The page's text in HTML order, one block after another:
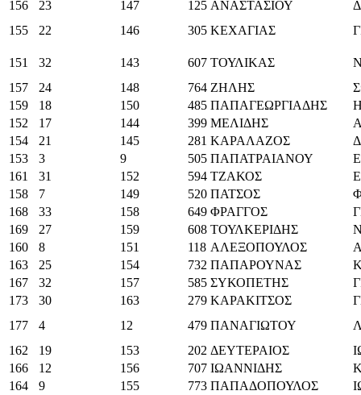
156
23 147 125 ΑΝΑΣΤΑΣΙΟΥ
155
22 146 305 ΚΕΧΑΓΙΑΣ
151 32 143 607 ΤΟΥΛΙΚΑΣ
157
24 148 764 ΖΗΛΗΣ
159
18 150 485 ΠΑΠΑΓΕΩΡΓΙΑΔΗΣ
152
17 144 399 ΜΕΛΙΔΗΣ
154
21 145 281 ΚΑΡΑΛΑΖΟΣ
153
3 9 505 ΠΑΠΑΤΡΑΙΑΝΟΥ
161
31 152 594 ΤΖΑΚΟΣ
158
7 149 520 ΠΑΤΣΟΣ
168
33 158 649 ΦΡΑΓΓΟΣ
169
27 159 608 ΤΟΥΛΚΕΡΙΔΗΣ
160
8 151 118 ΑΛΕΞΟΠΟΥΛΟΣ
163
25 154 732 ΠΑΠΑΡΟΥΝΑΣ
167
32 157 585 ΣΥΚΟΠΕΤΗΣ
173
30 163 279 ΚΑΡΑΚΙΤΣΟΣ
177
4 12 479 ΠΑΝΑΓΙΩΤΟΥ
162
19 153 202 ΔΕΥΤΕΡΑΙΟΣ
166
12 156 707 ΙΩΑΝΝΙΔΗΣ
164
9 155 773 ΠΑΠΑΔΟΠΟΥΛΟΣ